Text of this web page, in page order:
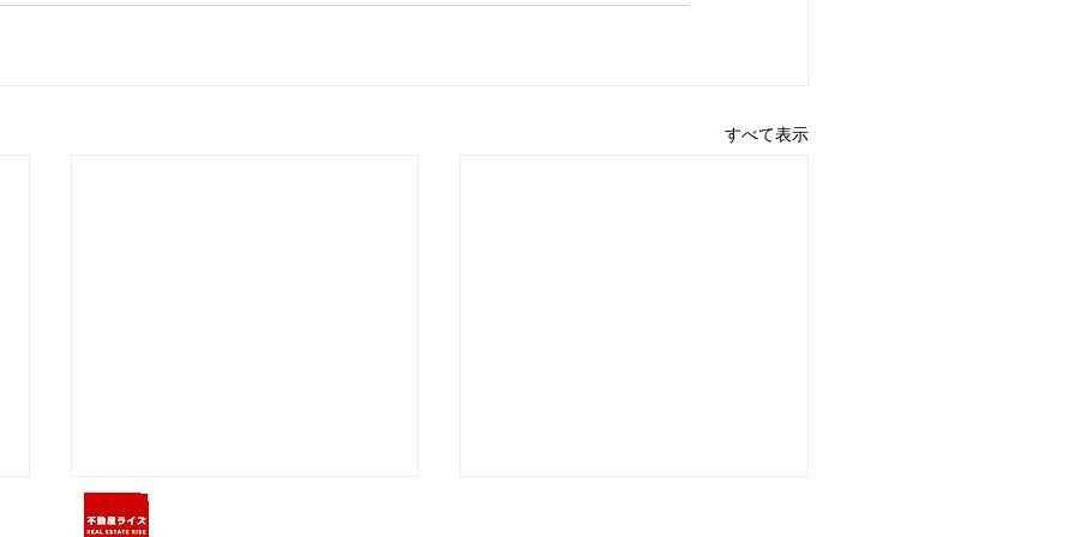
すべて表示